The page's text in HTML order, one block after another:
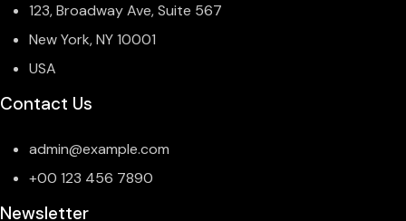
123, Broadway Ave, Suite 567
New York, NY 10001
USA
Contact Us
admin@example.com
+00 123 456 7890
Newsletter